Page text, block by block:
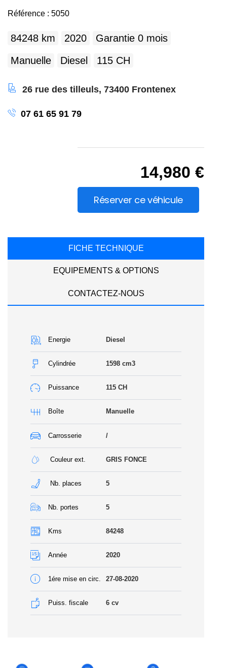
Référence : 5050
84248 km 2020 Garantie 0 mois
Manuelle
Diesel 115 CH
26 rue des tilleuls, 73400 Frontenex
07 61 65 91 79
14,980 €
Réserver ce véhicule
FICHE TECHNIQUE
EQUIPEMENTS & OPTIONS
CONTACTEZ-NOUS
Energie Diesel
Cylindrée 1598 cm3
Puissance 115 CH
Boîte Manuelle
Carrosserie /
Couleur ext. GRIS FONCE
Nb. places 5
Nb. portes 5
Kms 84248
Année 2020
1ére mise en circ. 27-08-2020
Puiss. fiscale 6 cv